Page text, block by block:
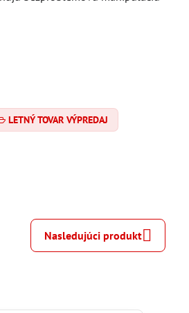
LETNÝ TOVAR VÝPREDAJ
Nasledujúci produkt